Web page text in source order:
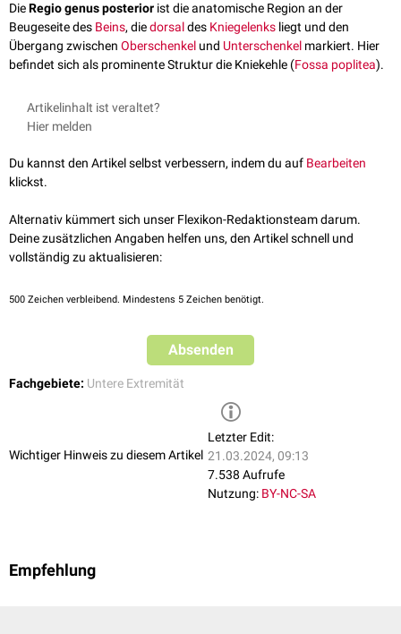
DieRegio genus posterior ist die anatomische Region an der
Beugeseite des Beins, diedorsaldes Kniegelenks liegt und den
Übergang zwischen Oberschenkel und Unterschenkel markiert. Hier
befindet sich als prominente Struktur die Kniekehle (Fossa poplitea).
Artikelinhalt ist veraltet?
Hier melden
Du kannst den Artikel selbst verbessern, indem du auf Bearbeiten
klickst.
Alternativ kümmert sich unser Flexikon-Redaktionsteam darum.
Deine zusätzlichen Angaben helfen uns, den Artikel schnell und
vollständig zu aktualisieren:
500 Zeichen verbleibend. Mindestens 5 Zeichen benötigt.
Absenden
Fachgebiete: Untere Extremität
Wichtiger Hinweis zu diesem Artikel
Letzter Edit:
21.03.2024, 09:13
7.538 Aufrufe
Nutzung: BY-NC-SA
Empfehlung